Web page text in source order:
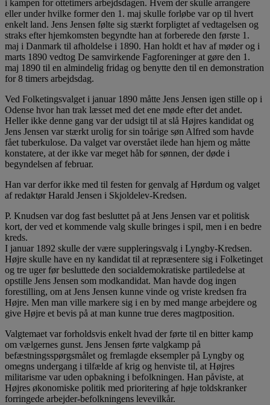
i kampen for ottetimers arbejdsdagen. Hvem der skulle arrangere
eller under hvilke former den 1. maj skulle forløbe var op til hvert
enkelt land. Jens Jensen følte sig stærkt forpligtet af vedtagelsen og
straks efter hjemkomsten begyndte han at forberede den første 1.
maj i Danmark til afholdelse i 1890. Han holdt et hav af møder og i
marts 1890 vedtog De samvirkende Fagforeninger at gøre den 1.
maj 1890 til en almindelig fridag og benytte den til en demonstration
for 8 timers arbejdsdag.
Ved Folketingsvalget i januar 1890 måtte Jens Jensen igen stille op i
Odense hvor han trak læsset med det ene møde efter det andet.
Heller ikke denne gang var der udsigt til at slå Højres kandidat og
Jens Jensen var stærkt urolig for sin toårige søn Alfred som havde
fået tuberkulose. Da valget var overstået ilede han hjem og måtte
konstatere, at der ikke var meget håb for sønnen, der døde i
begyndelsen af februar.
Han var derfor ikke med til festen for genvalg af Hørdum og valget
af redaktør Harald Jensen i Skjoldelev-Kredsen.
P. Knudsen var dog fast besluttet på at Jens Jensen var et politisk
kort, der ved et kommende valg skulle bringes i spil, men i en bedre
kreds.
I januar 1892 skulle der være suppleringsvalg i Lyngby-Kredsen.
Højre skulle have en ny kandidat til at repræsentere sig i Folketinget
og tre uger før besluttede den socialdemokratiske partiledelse at
opstille Jens Jensen som modkandidat. Man havde dog ingen
forestilling, om at Jens Jensen kunne vinde og vriste kredsen fra
Højre. Men man ville markere sig i en by med mange arbejdere og
give Højre et bevis på at man kunne true deres magtposition.
Valgtemaet var forholdsvis enkelt hvad der førte til en bitter kamp
om vælgernes gunst. Jens Jensen førte valgkamp på
befæstningsspørgsmålet og fremlagde eksempler på Lyngby og
omegns undergang i tilfælde af krig og henviste til, at Højres
militarisme var uden opbakning i befolkningen. Han påviste, at
Højres økonomiske politik med prioritering af høje toldskranker
forringede arbejder-befolkningens levevilkår.